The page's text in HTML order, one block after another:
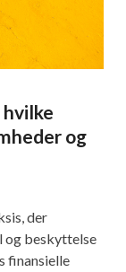
og
der
og beskyttelse
finansielle